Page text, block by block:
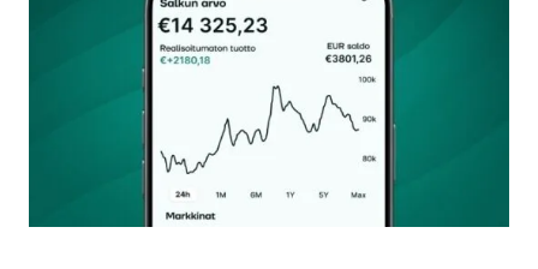
Nimesi tai nimimerkkisi
Sähköpostiosoitteesi